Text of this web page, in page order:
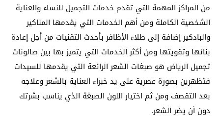
من المراكز المهمة التي تقدم خدمات التجميل للنساء والعناية
الشخصية الكاملة ومن أهم الخدمات التي يقدمها المناكير
والبادكير إضافة إلى طلاء الأظافر بأحدث التقنيات من أجل إعادة
بنائها وتقويتها ومن أكثر الخدمات التي يتميز بها بين صالونات
تجميل الرياض هو صبغات الشعر الرائعة التي يقدمها للسيدات
فتظهرين بصورة عصرية على يد خبراء العناية بالشعر وعلاجه
بعد التقصف ومن ثم اختيار اللون الصبغة الذي يناسب بشرتك
دون أن يضر الشعر.